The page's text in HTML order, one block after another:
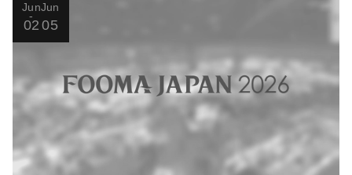
Jun
02
Jun
05